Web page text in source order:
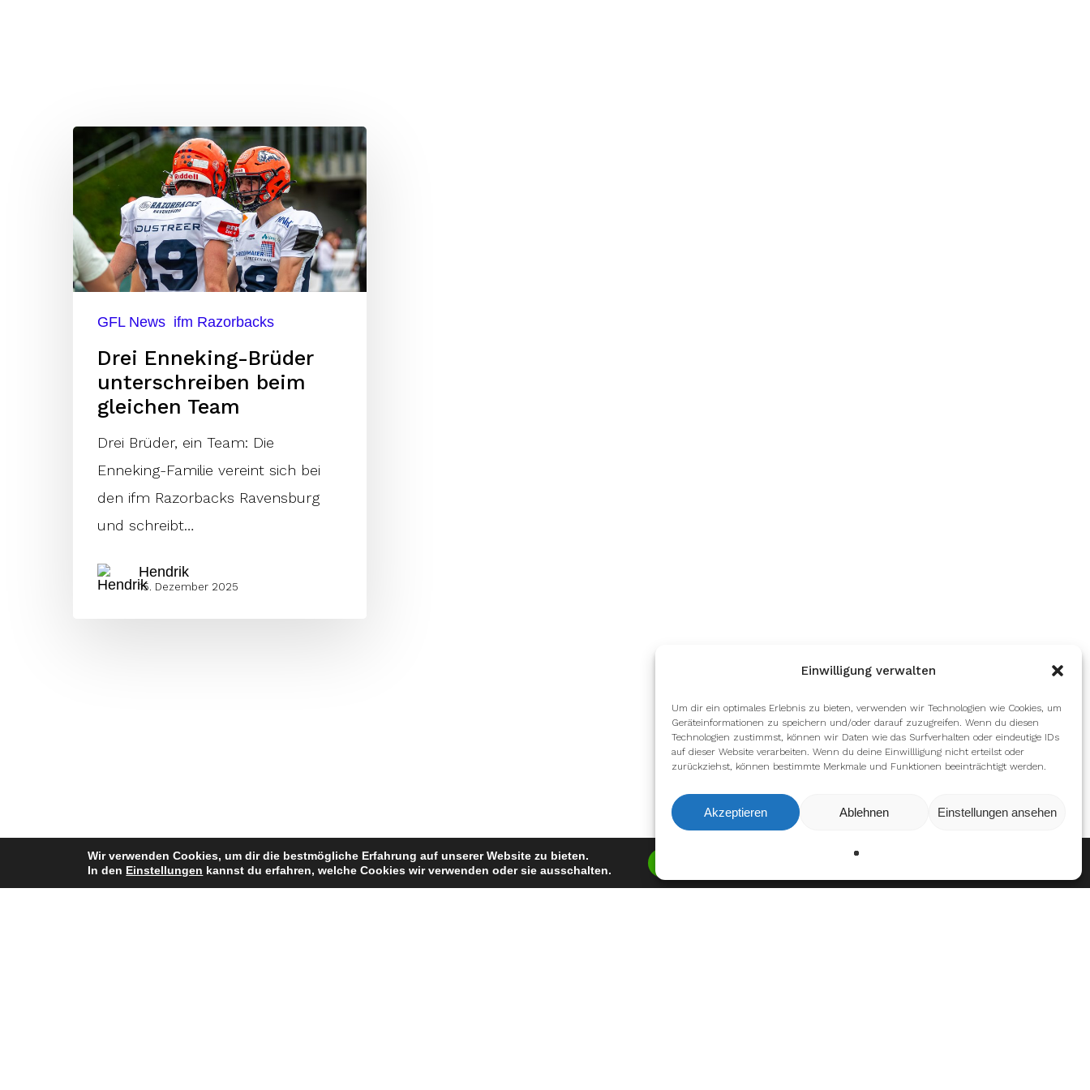
Einwilligung verwalten
Um dir ein optimales Erlebnis zu bieten, verwenden wir Technologien wie Cookies, um
Geräteinformationen zu speichern und/oder darauf zuzugreifen. Wenn du diesen
Technologien zustimmst, können wir Daten wie das Surfverhalten oder eindeutige IDs
auf dieser Website verarbeiten. Wenn du deine Einwillligung nicht erteilst oder
zurückziehst, können bestimmte Merkmale und Funktionen beeinträchtigt werden.
Akzeptieren Ablehnen Einstellungen ansehen
Enneking-
Brüder
unterschreiben
beim
gleichen
GFL News ifm Razorbacks
Drei Enneking-Brüder
unterschreiben beim
gleichen Team
Drei Brüder, ein Team: Die
Enneking-Familie vereint sich bei
den ifm Razorbacks Ravensburg
und schreibt…
Hendrik
15. Dezember 2025
Wir verwenden Cookies, um dir die bestmögliche Erfahrung auf unserer Website zu bieten.
In den Einstellungen kannst du erfahren, welche Cookies wir verwenden oder sie ausschalten.